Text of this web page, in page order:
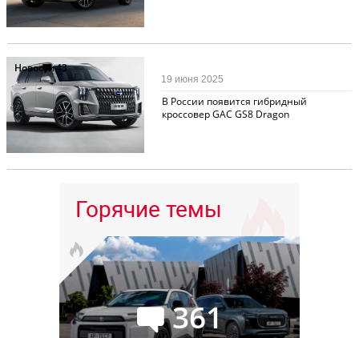
Новости43
В России появится гибридный
кроссовер GAC GS8 Dragon
19 июня 2025
Горячие темы
361